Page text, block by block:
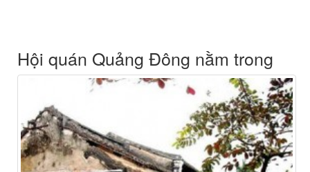
Hội quán Quảng Đông nằm trong